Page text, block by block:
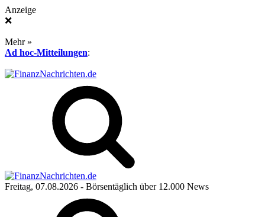
Anzeige
❌
Mehr »
Ad hoc-Mitteilungen:
Freitag, 07.08.2026 - Börsentäglich über 12.000 News